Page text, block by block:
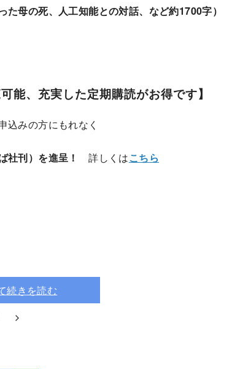
た母の死、人工知能との対話、など約1700字）
能、充実した定期購読がお得です】
込みの方にもれなく
社刊）を進呈！
詳しくはこちら
続きを読む